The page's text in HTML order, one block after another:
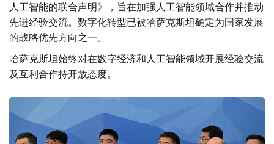
人工智能的联合声明》，旨在加强人工智能领域合作并推动
先进经验交流。数字化转型已被哈萨克斯坦确定为国家发展
的战略优先方向之一。
哈萨克斯坦始终对在数字经济和人工智能领域开展经验交流
及互利合作持开放态度。